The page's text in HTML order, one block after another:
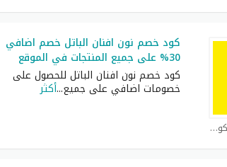
كوبون خصم نون مصر كوبون
كود خصم نون افنان الباتل خصم اضافي
30% على جميع المنتجات في الموقع
كود خصم نون افنان الباتل للحصول على
خصومات اضافي على جميع...أكثر